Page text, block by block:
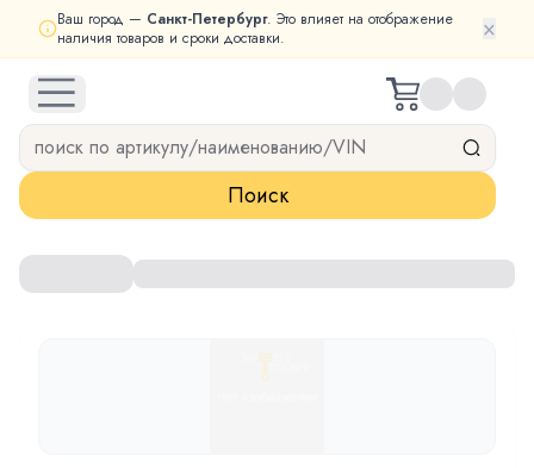
Ваш город — Санкт-Петербург. Это влияет на отображение
наличия товаров и сроки доставки.
×
open navigation menu
Поиск